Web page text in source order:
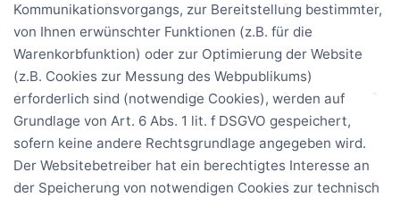
Kommunikationsvorgangs, zur Bereitstellung bestimmter,
von Ihnen erwünschter Funktionen (z.B. für die
Warenkorbfunktion) oder zur Optimierung der Website
(z.B. Cookies zur Messung des Webpublikums)
erforderlich sind (notwendige Cookies), werden auf
Grundlage von Art. 6 Abs. 1 lit. f DSGVO gespeichert,
sofern keine andere Rechtsgrundlage angegeben wird.
Der Websitebetreiber hat ein berechtigtes Interesse an
der Speicherung von notwendigen Cookies zur technisch